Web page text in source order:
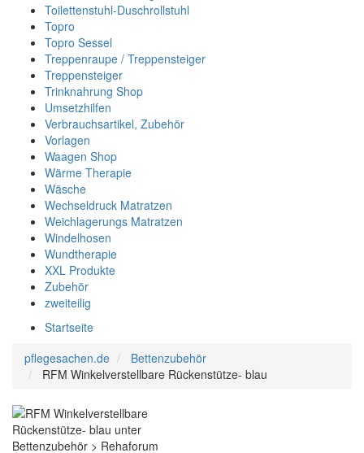
Toilettenstuhl-Duschrollstuhl
Topro
Topro Sessel
Treppenraupe / Treppensteiger
Treppensteiger
Trinknahrung Shop
Umsetzhilfen
Verbrauchsartikel, Zubehör
Vorlagen
Waagen Shop
Wärme Therapie
Wäsche
Wechseldruck Matratzen
Weichlagerungs Matratzen
Windelhosen
Wundtherapie
XXL Produkte
Zubehör
zweiteilig
Startseite
pflegesachen.de
Bettenzubehör
RFM Winkelverstellbare Rückenstütze- blau